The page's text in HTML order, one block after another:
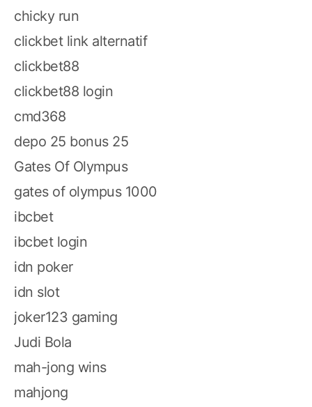
chicky run
clickbet link alternatif
clickbet88
clickbet88 login
cmd368
depo 25 bonus 25
Gates Of Olympus
gates of olympus 1000
ibcbet
ibcbet login
idn poker
idn slot
joker123 gaming
Judi Bola
mah-jong wins
mahjong